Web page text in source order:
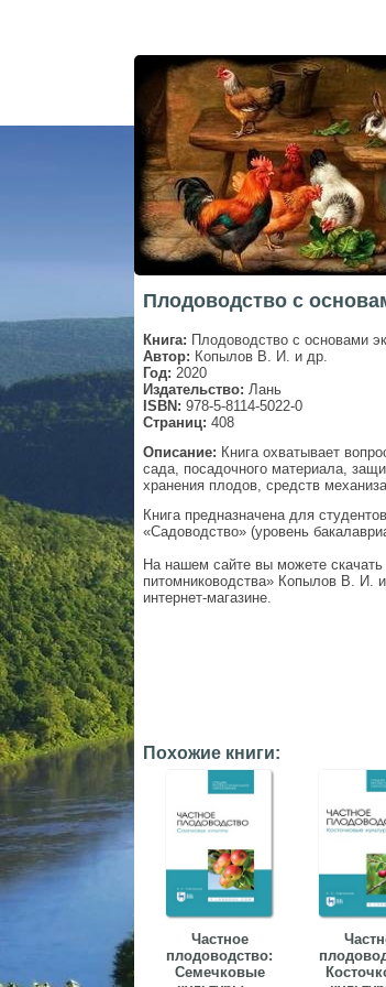
Плодоводство с
Книга: Плодоводство с основами
Автор: Копылов В. И. и др.
Год: 2020
Издательство: Лань
ISBN: 978-5-8114-5022-0
Страниц: 408
Описание: Книга охватывает
сада, посадочного материала,
хранения плодов, средств
Книга предназначена для
«Садоводство» (уровень
На нашем сайте вы можете
питомниководства» Копылов В. И.
интернет-магазине.
Похожие книги:
Частное
плодоводство:
Семечковые